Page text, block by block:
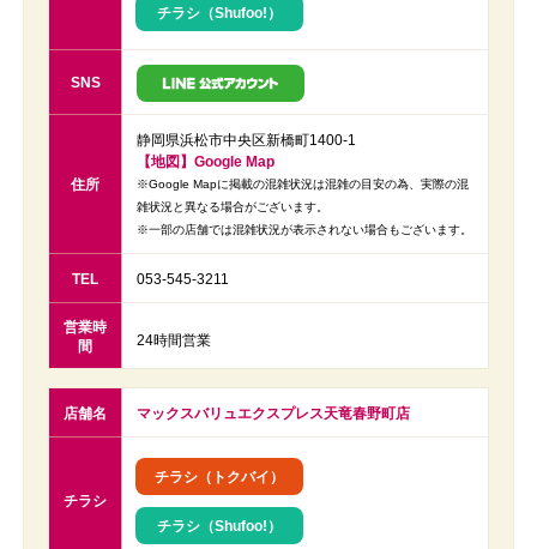
チラシ（Shufoo!）
SNS
住所
静岡県浜松市中央区新橋町1400-1
【地図】Google Map
※Google Mapに掲載の混雑状況は混雑の目安の為、実際の混
雑状況と異なる場合がございます。
※一部の店舗では混雑状況が表示されない場合もございます。
TEL 053-545-3211
営業時
間
24時間営業
店舗名 マックスバリュエクスプレス天竜春野町店
チラシ
チラシ（トクバイ）
チラシ（Shufoo!）